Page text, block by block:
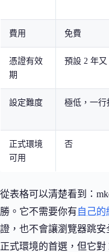
費用 免費
憑證有效
期
預設 2 年又
設定難度 極低，一行
正式環境
可用
否
從表格可以清楚看到：
勝。它不需要你有自己的
證，也不會讓瀏覽器跳安
正式環境的首選，但它對